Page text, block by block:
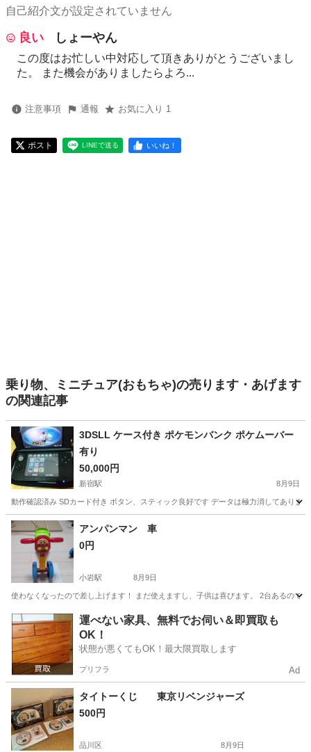
自己紹介文が設定されていません
良い しょーやん
この度はお忙しい中対応して頂きありがとうございまし
た。 また機会がありましたらよろ...
注意事項 通報 お気に入り 1
ポスト LINEで送る いいね！
乗り物、ミニチュア(おもちゃ)の売ります・あげます
の関連記事
3DSLL ケース付き ポケモンバンク ポケムーバー
有り
50,000円
新宿駅 8月9日
動作確認済み SDカード付き ボタン、スティック良好です データは極力消してありま
東京 新宿区 新宿駅 ポータブルゲーム
アンパンマン 車
0円
小岩駅 8月9日
使わなくなったので差し上げます！ まだ使えますし、子供は喜びます。 2台あるので
東京 江戸川区 小岩駅 おもちゃ アンパンマン
運べない家具、無料でお伺い＆即買取も
OK！
状態が悪くてもOK！最大限買取します
プリフラ Ad
タイトーくじ 東京リベンジャーズ
500円
品川区 8月9日